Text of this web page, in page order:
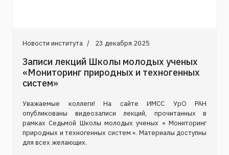
Новости института 23 декабря 2025
Записи лекций Школы молодых ученых
«Мониторинг природных и техногенных
систем»
Уважаемые коллеги! На сайте ИМСС УрО РАН
опубликованы видеозаписи лекций, прочитанных в
рамках Седьмой Школы молодых ученых « Мониторинг
природных и техногенных систем ». Материалы доступны
для всех желающих.